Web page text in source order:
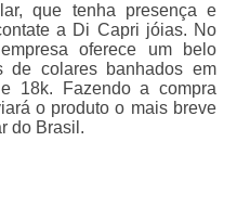
que tenha presença e
a Di Capri jóias. No
oferece um belo
de colares banhados em
18k. Fazendo a compra
o produto o mais breve
do Brasil.